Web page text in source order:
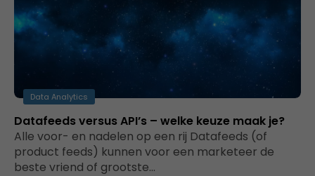
Data Analytics
Datafeeds versus API’s – welke keuze maak je?
Alle voor- en nadelen op een rij Datafeeds (of
product feeds) kunnen voor een marketeer de
beste vriend of grootste…